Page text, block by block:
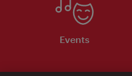
Events